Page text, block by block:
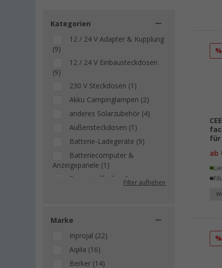
Kategorien
12 / 24 V Adapter & Kupplung
(9)
12 / 24 V Einbausteckdosen
(9)
230 V Steckdosen (1)
Akku Campinglampen (2)
anderes Solarzubehör (4)
Außensteckdosen (1)
Batterie-Ladegeräte (9)
Batteriecomputer &
Anzeigepanele (1)
Brennstoffzellen &
CEE-Kabel (4)
CEE-Stecker & -Adapter (3)
Einbau & Installation (6)
Filter aufheben
Marke
Inprojal (22)
Aqiila (16)
Berker (14)
%
für
ab
%